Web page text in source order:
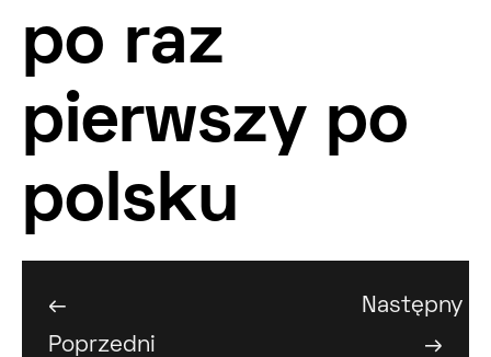
po raz
pierwszy po
polsku
←
Poprzedni
Następny
→